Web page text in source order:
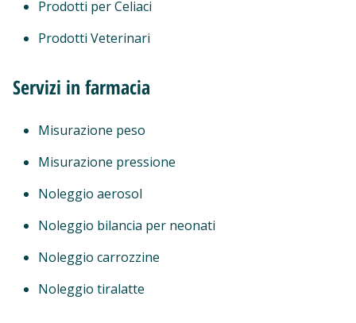
Prodotti per Celiaci
Prodotti Veterinari
Servizi in farmacia
Misurazione peso
Misurazione pressione
Noleggio aerosol
Noleggio bilancia per neonati
Noleggio carrozzine
Noleggio tiralatte